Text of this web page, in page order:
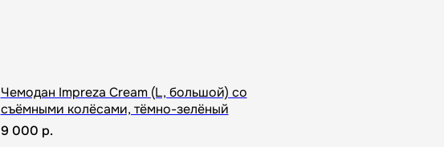
Чемодан Impreza Cream (L, большой) со
съёмными колёсами, тёмно-зелёный
9 000 р.